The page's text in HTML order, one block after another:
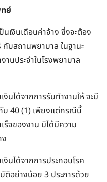
ทย์
เงินเดือนค่าจ้าง ซึ่งจะต้อง
สถานพยาบาล ในฐานะ
นประจำในโรงพยาบาล
นได้จากการรับทำงานให้ จะมี
บ 40 (1) เพียงแต่กรณีนี้
จของงาน มิได้มีความ
งินได้จากการประกอบโรค
อย่างน้อย 3 ประการด้วย